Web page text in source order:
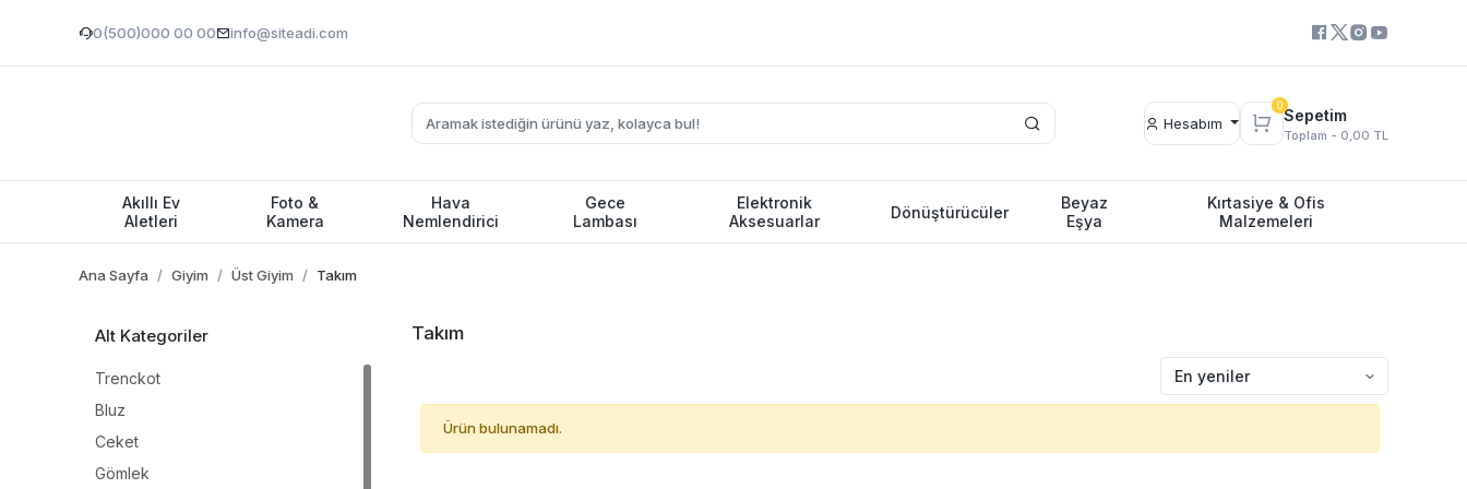
0(500)000 00 00 info@siteadi.com
Hesabım
0
Sepetim
Toplam - 0,00 TL
Akıllı Ev
Aletleri
Foto &
Kamera
Hava
Nemlendirici
Gece
Lambası
Elektronik
Aksesuarlar
Dönüştürücüler
Beyaz
Eşya
Kırtasiye & Ofis
Malzemeleri
Ana Sayfa Giyim Üst Giyim Takım
Alt Kategoriler
Trenckot
Bluz
Ceket
Gömlek
Takım
Ürün bulunamadı.